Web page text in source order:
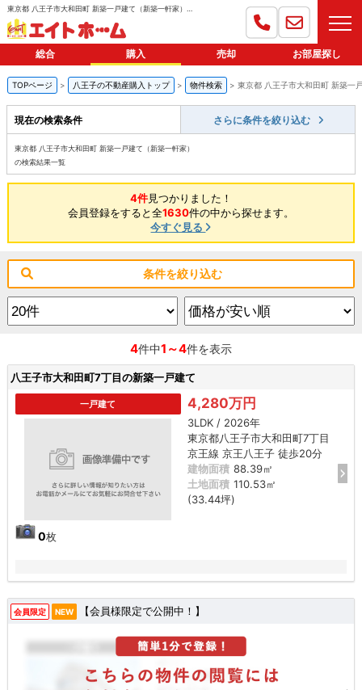
総合 購入 売却 お部屋探し
TOPページ 八王子の不動産購入トップ 物件検索 東京都 八王子市大和田町 新築一
現在の検索条件 さらに条件を絞り込む
東京都 八王子市大和田町 新築一戸建て（新築一軒家）
の検索結果一覧
4件見つかりました！
会員登録をすると全1630件の中から探せます。
今すぐ見る
条件を絞り込む
4件中1～4件を表示
八王子市大和田町7丁目の新築一戸建て
一戸建て
0枚
4,280万円
3LDK / 2026年
東京都八王子市大和田町7丁目
京王線 京王八王子 徒歩20分
建物面積 88.39㎡
土地面積 110.53㎡
(33.44坪)
会員限定 NEW 【会員様限定で公開中！】